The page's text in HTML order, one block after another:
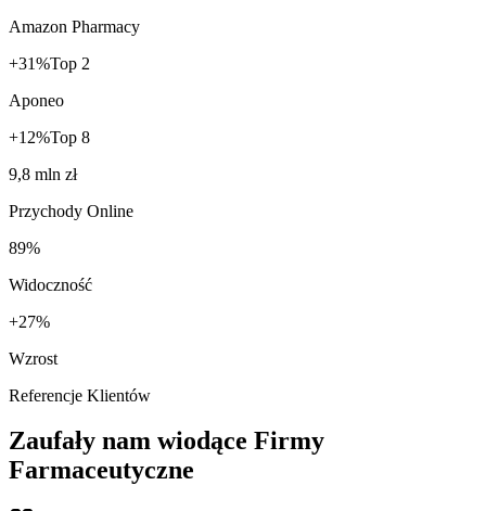
Amazon Pharmacy
+31%Top 2
Aponeo
+12%Top 8
9,8 mln zł
Przychody Online
89%
Widoczność
+27%
Wzrost
Referencje Klientów
Zaufały nam wiodące Firmy
Farmaceutyczne